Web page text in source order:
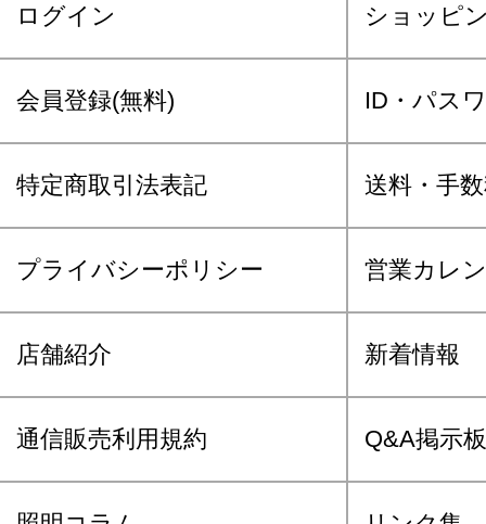
ログイン ショッピ
会員登録(無料) ID・パス
特定商取引法表記 送料・手
プライバシーポリシー 営業カレ
店舗紹介 新着情報
通信販売利用規約 Q&A掲示板